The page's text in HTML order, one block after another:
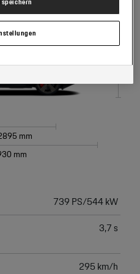
mm
mm
Höhe: 1685 mm
739 PS/544 kW
3,7 s
295 km/h
über Cookies finden Sie in der
Sie finden die Cookie-
Sofern Sie über einen von uns
(„Cookies mit
GmbH & Co KG, eingesehen